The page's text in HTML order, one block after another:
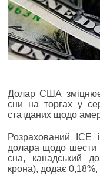
Долар США
єни на торгах у
статданих щодо
Розрахований ICE
долара щодо шести
єна, канадський
крона), додає